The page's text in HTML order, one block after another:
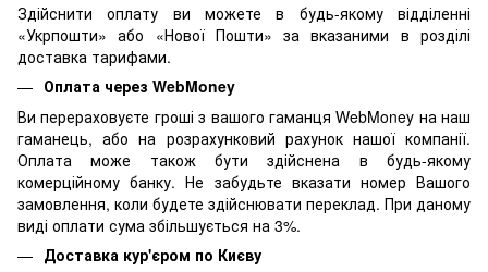
Здійснити оплату ви можете в будь-якому відділенні
«Укрпошти» або «Нової Пошти» за вказаними в розділі
доставка тарифами.
Оплата через WebMoney
Ви перераховуєте гроші з вашого гаманця WebMoney на наш
гаманець, або на розрахунковий рахунок нашої компанії.
Оплата може також бути здійснена в будь-якому
комерційному банку. Не забудьте вказати номер Вашого
замовлення, коли будете здійснювати переклад. При даному
виді оплати сума збільшується на 3%.
Доставка кур'єром по Києву